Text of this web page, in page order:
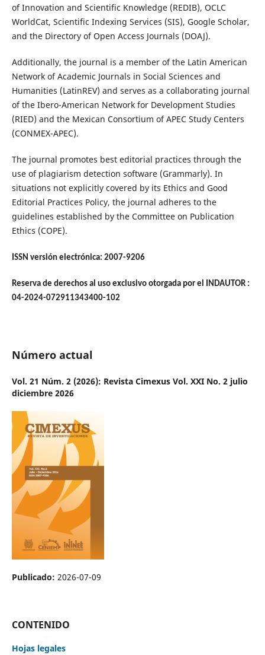
of Innovation and Scientific Knowledge (REDIB), OCLC
WorldCat, Scientific Indexing Services (SIS), Google Scholar,
and the Directory of Open Access Journals (DOAJ).
Additionally, the journal is a member of the Latin American
Network of Academic Journals in Social Sciences and
Humanities (LatinREV) and serves as a collaborating journal
of the Ibero-American Network for Development Studies
(RIED) and the Mexican Consortium of APEC Study Centers
(CONMEX-APEC).
The journal promotes best editorial practices through the
use of plagiarism detection software (Grammarly). In
situations not explicitly covered by its Ethics and Good
Editorial Practices Policy, the journal adheres to the
guidelines established by the Committee on Publication
Ethics (COPE).
ISSN versión electrónica: 2007-9206
Reserva de derechos al uso exclusivo otorgada por el INDAUTOR :
04-2024-072911343400-102
Número actual
Vol. 21 Núm. 2 (2026): Revista Cimexus Vol. XXI No. 2 julio
diciembre 2026
Publicado: 2026-07-09
CONTENIDO
Hojas legales